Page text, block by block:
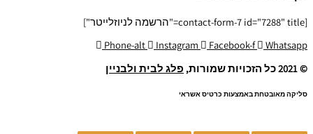
[contact-form-7 id="7288" title="הרשמה לניוזלייטר"]
Phone-alt
Instagram Facebook-f
Whatsapp
© 2021 כל הזכויות שמורות,
פלג לבית ולבניין
סליקה מאובטחת באמצעות כרטיס אשראי